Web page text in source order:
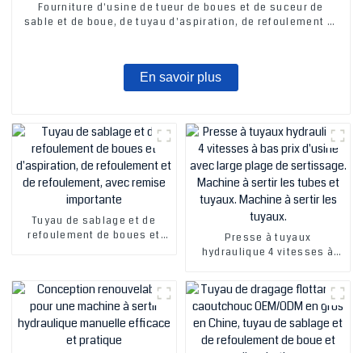
Fourniture d'usine de tueur de boues et de suceur de
sable et de boue, de tuyau d'aspiration, de refoulement et
En savoir plus
Tuyau de sablage et de
refoulement de boues et
importante
Presse à tuyaux
hydraulique 4 vitesses à
plage de sertissage.
Machine à sertir les tubes
et tuyaux. Machine à sertir
les tuyaux.